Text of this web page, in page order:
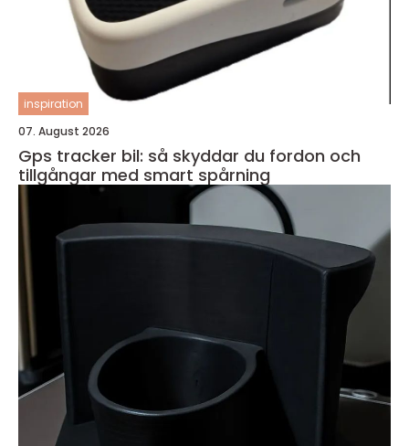
inspiration
07. August 2026
Gps tracker bil: så skyddar du fordon och
tillgångar med smart spårning